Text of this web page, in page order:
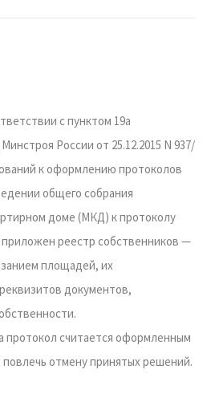
с пунктом 19а
России от 25.12.2015 N 937/
к оформлению протоколов
общего собрания
доме (МКД) к протоколу
реестр собственников —
площадей, их
документов,
протокол считается оформленным
отмену принятых решений.